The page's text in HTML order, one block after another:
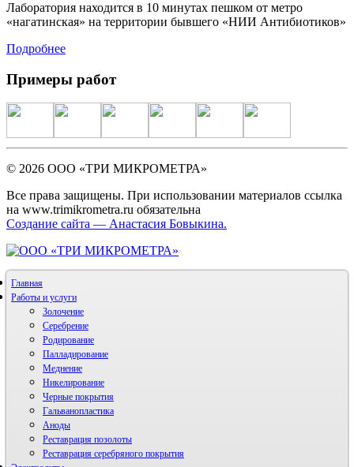
Лаборатория находится в 10 минутах пешком от метро
«нагатинская» на территории бывшего «НИИ Антибиотиков»
Подробнее
Примеры работ
© 2026 ООО «ТРИ МИКРОМЕТРА»
Все права защищены. При использовании материалов ссылка
на www.trimikrometra.ru обязательна
Создание сайта — Анастасия Бовыкина.
Главная
Работы и услуги
Золочение
Серебрение
Родирование
Палладирование
Меднение
Никелирование
Черные покрытия
Гальванопластика
Аноды
Реставрация позолоты
Реставрация серебряного покрытия